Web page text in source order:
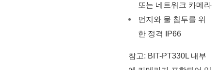
또는 네트워크 카메라
먼지와 물 침투를 위
한 정격 IP66
참고: BIT-PT330L 내부